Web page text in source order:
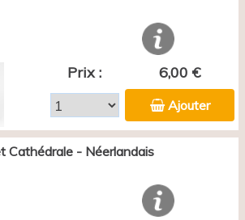
Prix : 6,00 €
Ajouter
Cathédrale - Néerlandais